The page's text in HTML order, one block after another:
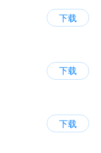
下载
下载
下载